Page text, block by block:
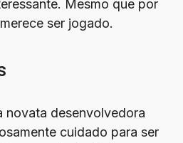
Mesmo que por
ser jogado.
novata desenvolvedora
cuidado para ser